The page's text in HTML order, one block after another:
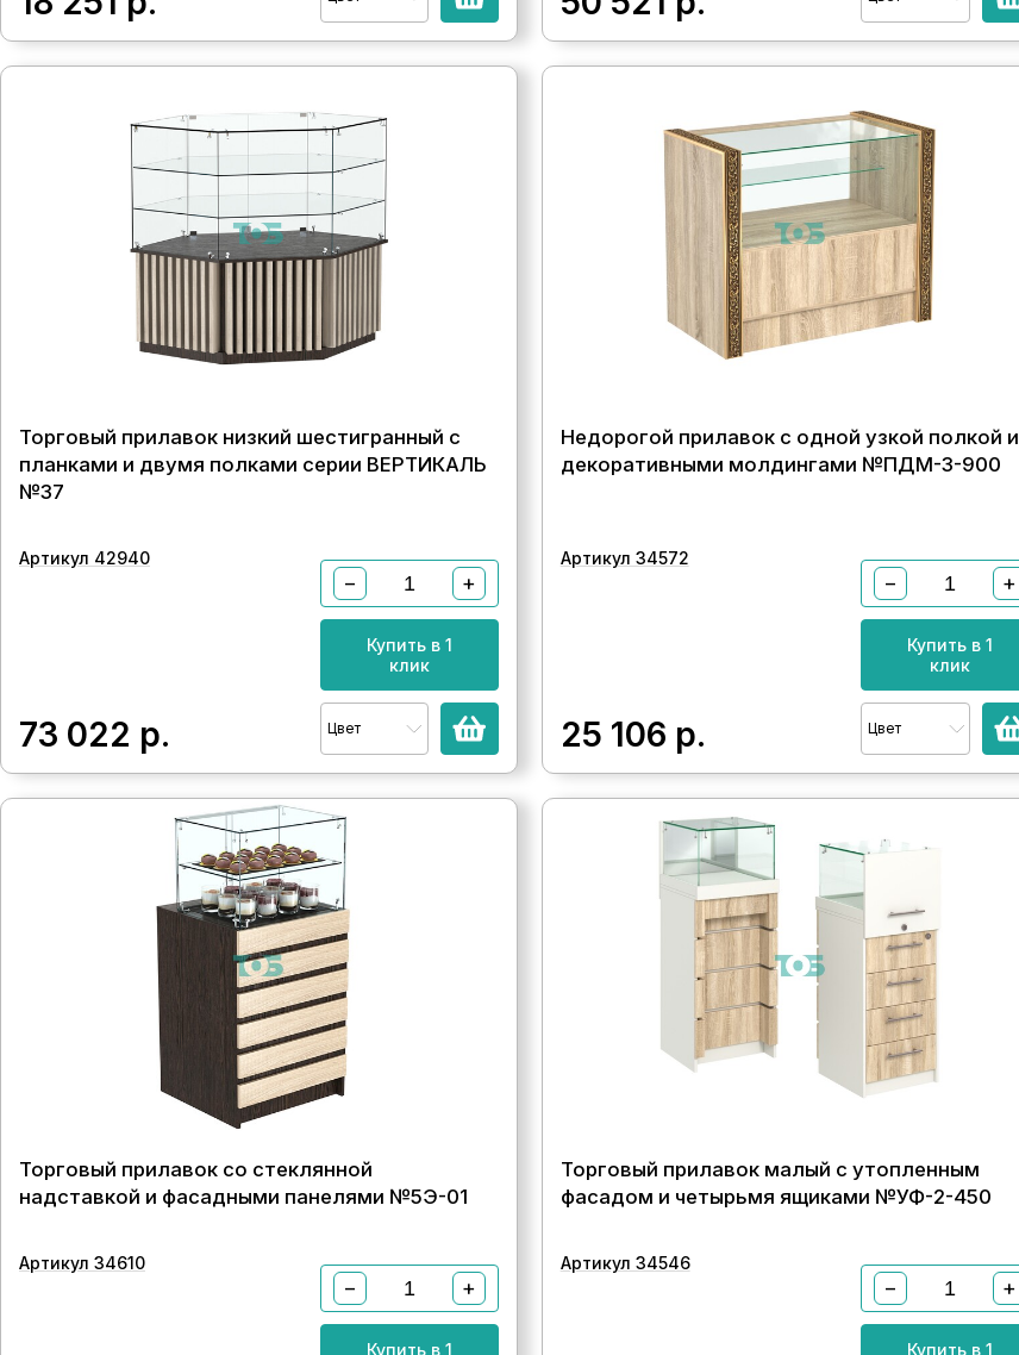
Торговый прилавок низкий шестигранный с
планками и двумя полками серии ВЕРТИКАЛЬ
№37
Артикул 42940
73 022 р.
− +
Купить в 1
клик
Цвет
Недорогой прилавок с одной узкой полкой и
декоративными молдингами №ПДМ-3-900
Артикул 34572
25 106 р.
− +
Купить в 1
клик
Цвет
Торговый прилавок со стеклянной
надставкой и фасадными панелями №5Э-01
Артикул 34610
− +
Купить в 1
Торговый прилавок малый с утопленным
фасадом и четырьмя ящиками №УФ-2-450
Артикул 34546
− +
Купить в 1